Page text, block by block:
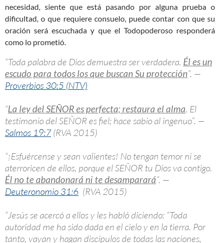
necesidad, siente que está pasando por alguna prueba o
dificultad, o que requiere consuelo, puede contar con que su
oración será escuchada y que el Todopoderoso responderá
como lo prometió.
“Toda palabra de Dios demuestra ser verdadera. Él es un
escudo para todos los que buscan Su protección”. —
Proverbios 30:5 (NTV)
“La ley del SEÑOR es perfecta; restaura el alma. El
testimonio del SEÑOR es fiel; hace sabio al ingenuo”. —
Salmos 19:7(RVA 2015)
“¡Esfuércense y sean valientes! No tengan temor ni se
aterroricen de ellos, porque el SEÑOR tu Dios va contigo.
Él no te abandonará ni te desamparará”. —
Deuteronomio 31:6 (RVA 2015)
“Jesús se acercó a ellos y les habló diciendo: “Toda
autoridad me ha sido dada en el cielo y en la tierra. Por
tanto, vayan y hagan discípulos de todas las naciones,